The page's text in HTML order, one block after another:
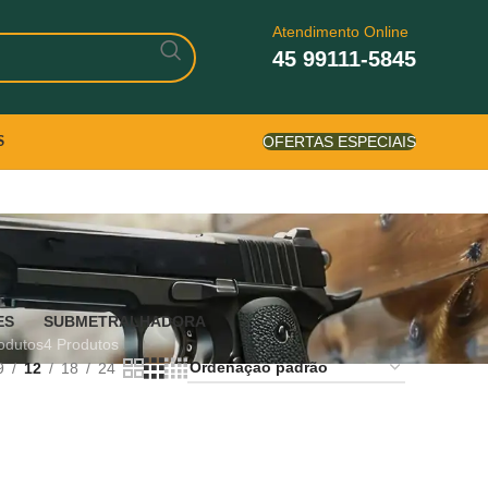
Atendimento Online
45 99111-5845
OFERTAS ESPECIAIS
SUBMETRALHADORA
4 Produtos
12 18 24